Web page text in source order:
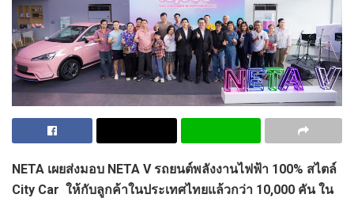
NETA เผยส่งมอบ NETA V รถยนต์พลังงานไฟฟ้า 100% สไตล์
City Car ให้กับลูกค้าในประเทศไทยแล้วกว่า 10,000 คัน ใน